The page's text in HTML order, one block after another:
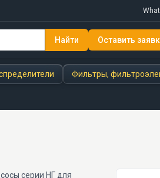
Найти Оставить
Фильтры,
серии НГ для